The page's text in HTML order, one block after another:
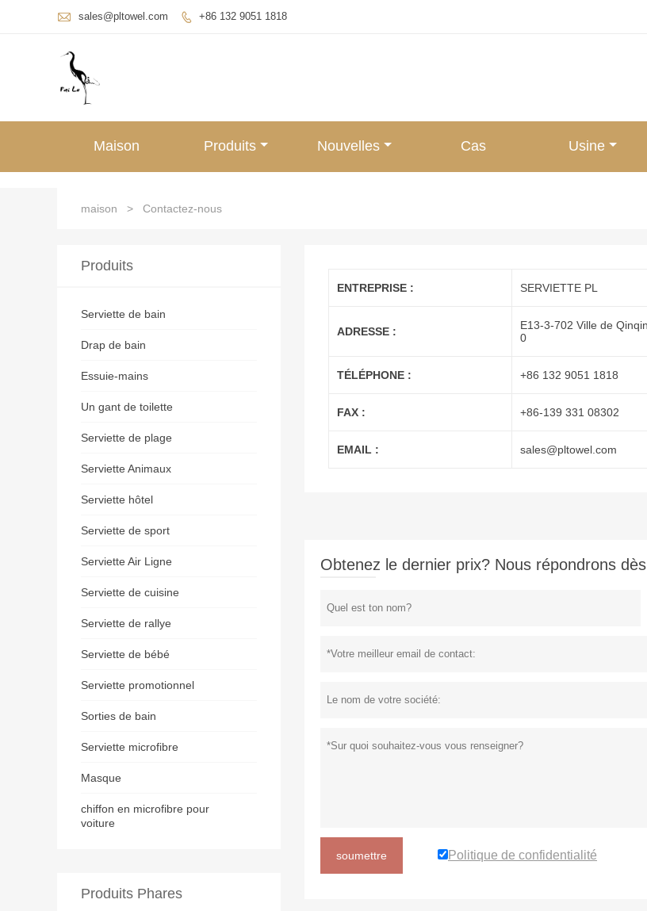
 sales@pltowel.com  +86 132 9051 1818
Maison Produits Nouvelles Cas Usine
maison > Contactez-nous
ENTREPRISE : SERVIETTE PL
ADRESSE :
E13-3-702 Ville de
0
TÉLÉPHONE : +86 132 9051 1818
FAX : +86-139 331 08302
EMAIL : sales@pltowel.com
Obtenez le dernier prix? Nous répondrons
soumettre Politique de confidentialité
Produits
Serviette de bain
Drap de bain
Essuie-mains
Un gant de toilette
Serviette de plage
Serviette Animaux
Serviette hôtel
Serviette de sport
Serviette Air Ligne
Serviette de cuisine
Serviette de rallye
Serviette de bébé
Serviette promotionnel
Sorties de bain
Serviette microfibre
Masque
chiffon en microfibre pour
voiture
Produits Phares